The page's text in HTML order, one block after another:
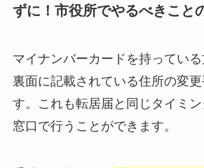
ずに！市役所でやるべきこと
マイナンバーカードを持ってい
裏面に記載されている住所の変
す。これも転居届と同じタイミ
窓口で行うことができます。